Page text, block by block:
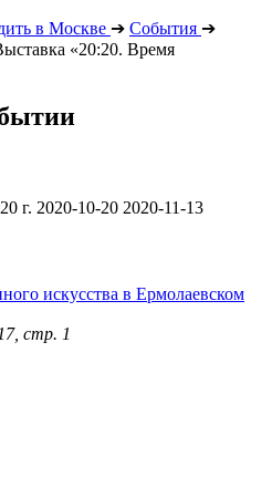
в Москве ➔ События ➔
«20:20. Время
г. 2020-10-20 2020-11-13
искусства в Ермолаевском
стр. 1